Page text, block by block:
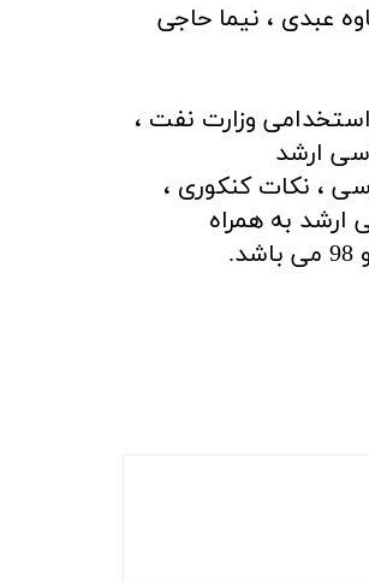
عبدی ، نیما حاجی
وزارت نفت ،
ارشد
، نکات کنکوری ،
ارشد به همراه